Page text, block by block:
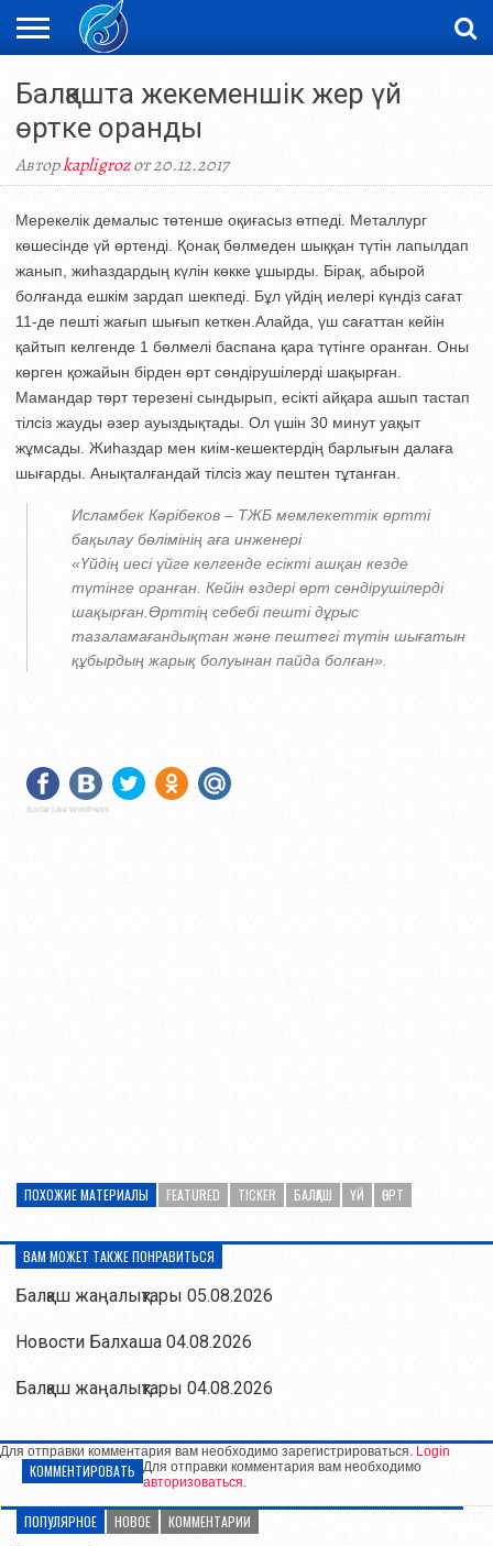
НОВОСТИ
ВИДЕО
ФОТОРЕПОРТАЖИ
ОРКЕН
LIVETV
Балқашта жекеменшік жер үй
өртке оранды
Авторkapligrozот 20.12.2017
Мерекелік демалыс төтенше оқиғасыз өтпеді. Металлург
көшесінде үй өртенді. Қонақ бөлмеден шыққан түтін лапылдап
жанып, жиһаздардың күлін көкке ұшырды. Бірақ, абырой
болғанда ешкім зардап шекпеді. Бұл үйдің иелері күндіз сағат
11-де пешті жағып шығып кеткен.Алайда, үш сағаттан кейін
қайтып келгенде 1 бөлмелі баспана қара түтінге оранған. Оны
көрген қожайын бірден өрт сөндірушілерді шақырған.
Мамандар төрт терезені сындырып, есікті айқара ашып тастап
тілсіз жауды әзер ауыздықтады. Ол үшін 30 минут уақыт
жұмсады. Жиһаздар мен киім-кешектердің барлығын далаға
шығарды. Анықталғандай тілсіз жау пештен тұтанған.
Исламбек Кәрібеков – ТЖБ мемлекеттік өртті
бақылау бөлімінің аға инженері
«Үйдің иесі үйге келгенде есікті ашқан кезде
түтінге оранған. Кейін өздері өрт сөндірушілерді
шақырған.Өрттің себебі пешті дұрыс
тазаламағандықтан және пештегі түтін шығатын
құбырдың жарық болуынан пайда болған».
Social Like WordPress
ПОХОЖИЕ МАТЕРИАЛЫ FEATURED TICKER БАЛҚАШ ҮЙ ӨРТ
ВАМ МОЖЕТ ТАКЖЕ ПОНРАВИТЬСЯ
Балқаш жаңалықтары 05.08.2026
Новости Балхаша 04.08.2026
Балқаш жаңалықтары 04.08.2026
Для отправки комментария вам необходимо зарегистрироваться. Login
КОММЕНТИРОВАТЬ Для отправки комментария вам необходимо
авторизоваться.
ПОПУЛЯРНОЕ НОВОЕ КОММЕНТАРИИ